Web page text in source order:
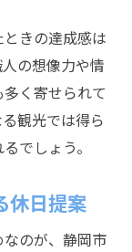
きの達成感は
の想像力や情
く寄せられて
観光では得ら
でしょう。
休日提案
のが、静岡市